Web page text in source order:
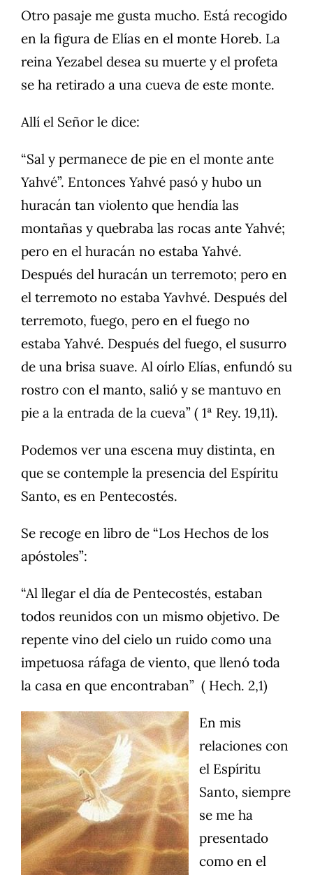
Otro pasaje me gusta mucho. Está recogido
en la figura de Elías en el monte Horeb. La
reina Yezabel desea su muerte y el profeta
se ha retirado a una cueva de este monte.
Allí el Señor le dice:
“Sal y permanece de pie en el monte ante
Yahvé”. Entonces Yahvé pasó y hubo un
huracán tan violento que hendía las
montañas y quebraba las rocas ante Yahvé;
pero en el huracán no estaba Yahvé.
Después del huracán un terremoto; pero en
el terremoto no estaba Yavhvé. Después del
terremoto, fuego, pero en el fuego no
estaba Yahvé. Después del fuego, el susurro
de una brisa suave. Al oírlo Elías, enfundó su
rostro con el manto, salió y se mantuvo en
pie a la entrada de la cueva” ( 1ª Rey. 19,11).
Podemos ver una escena muy distinta, en
que se contemple la presencia del Espíritu
Santo, es en Pentecostés.
Se recoge en libro de “Los Hechos de los
apóstoles”:
“Al llegar el día de Pentecostés, estaban
todos reunidos con un mismo objetivo. De
repente vino del cielo un ruido como una
impetuosa ráfaga de viento, que llenó toda
la casa en que encontraban” ( Hech. 2,1)
En mis
relaciones con
el Espíritu
Santo, siempre
se me ha
presentado
como en el